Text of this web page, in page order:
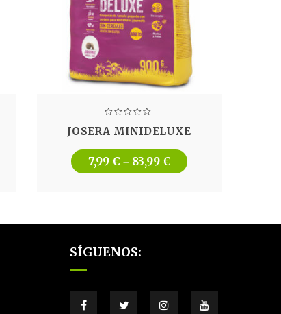
JOSERA MINIDELUXE
7,99 € – 83,99 €
SÍGUENOS: